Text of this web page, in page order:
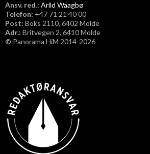
Ansv. red.: Arild Waagbø
Telefon: ​+47 71 21 40 00
Post: Boks 2110, 6402 Molde
Adr.: Britvegen 2, 6410 Molde
© Panorama HiM 2014-2026